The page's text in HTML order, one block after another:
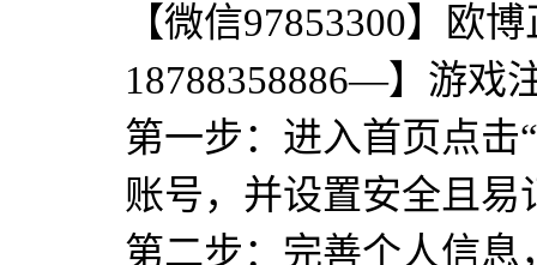
【微信97853300】欧
18788358886—】游戏
第一步：进入首页点击
账号，并设置安全且
第二步：完善个人信息